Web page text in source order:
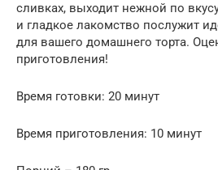
сливках, выходит нежной по
и гладкое лакомство послужит
для вашего домашнего торта.
приготовления!
Время готовки: 20 минут
Время приготовления: 10 минут